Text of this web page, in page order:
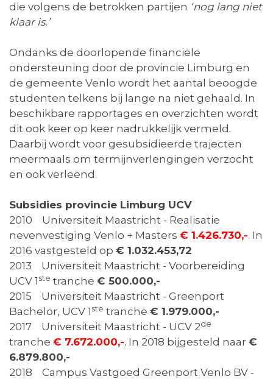
die volgens de betrokken partijen ‘nog lang niet
klaar is.’
Ondanks de doorlopende financiële
ondersteuning door de provincie Limburg en
de gemeente Venlo wordt het aantal beoogde
studenten telkens bij lange na niet gehaald. In
beschikbare rapportages en overzichten wordt
dit ook keer op keer nadrukkelijk vermeld.
Daarbij wordt voor gesubsidieerde trajecten
meermaals om termijnverlengingen verzocht
en ook verleend.
Subsidies provincie Limburg UCV
2010 Universiteit Maastricht - Realisatie
nevenvestiging Venlo + Masters € 1.426.730,-. In
2016 vastgesteld op € 1.032.453,72
2013 Universiteit Maastricht - Voorbereiding
UCV 1 ste tranche € 500.000,-
2015 Universiteit Maastricht - Greenport
Bachelor, UCV 1 ste tranche € 1.979.000,-
2017 Universiteit Maastricht - UCV 2de
tranche € 7.672.000,-. In 2018 bijgesteld naar €
6.879.800,-
2018 Campus Vastgoed Greenport Venlo BV -